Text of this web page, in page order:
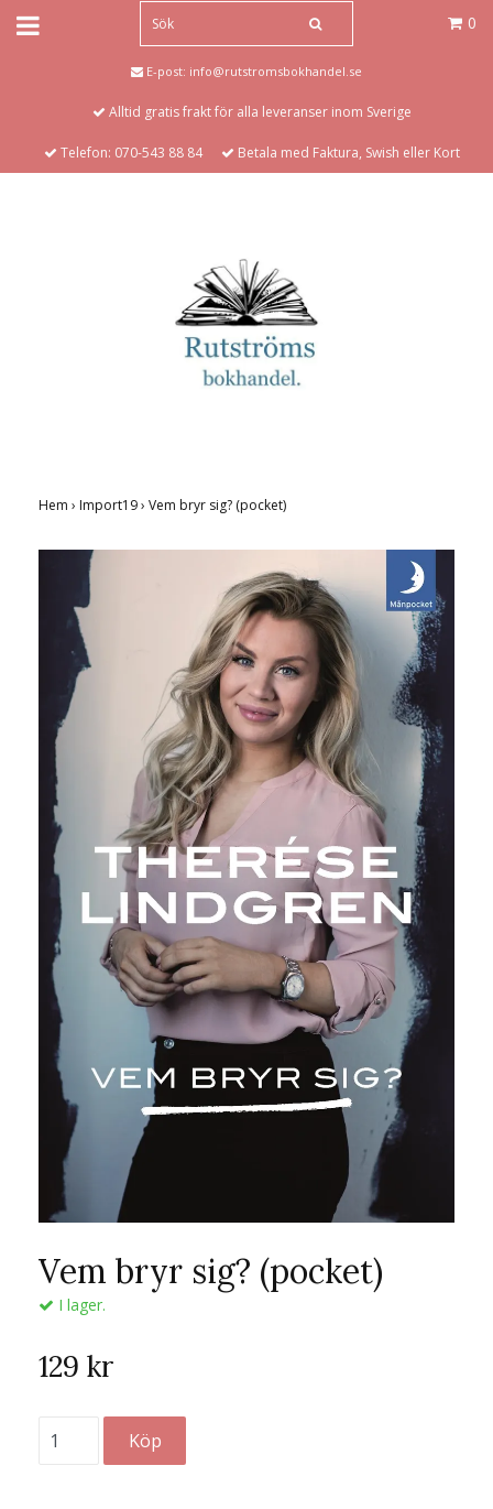
0
E-post: info@rutstromsbokhandel.se
Alltid gratis frakt för alla leveranser inom Sverige
Telefon: 070-543 88 84 Betala med Faktura, Swish eller Kort
Hem › Import19› Vem bryr sig? (pocket)
Vem bryr sig? (pocket)
I lager.
129 kr